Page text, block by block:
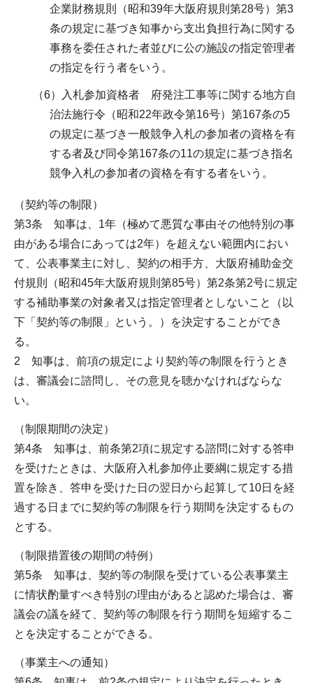
企業財務規則（昭和39年大阪府規則第28号）第3
条の規定に基づき知事から支出負担行為に関する
事務を委任された者並びに公の施設の指定管理者
の指定を行う者をいう。
（6）入札参加資格者 府発注工事等に関する地方自
治法施行令（昭和22年政令第16号）第167条の5
の規定に基づき一般競争入札の参加者の資格を有
する者及び同令第167条の11の規定に基づき指名
競争入札の参加者の資格を有する者をいう。
（契約等の制限）
第3条 知事は、1年（極めて悪質な事由その他特別の事
由がある場合にあっては2年）を超えない範囲内におい
て、公表事業主に対し、契約の相手方、大阪府補助金交
付規則（昭和45年大阪府規則第85号）第2条第2号に規定
する補助事業の対象者又は指定管理者としないこと（以
下「契約等の制限」という。）を決定することができ
る。
2 知事は、前項の規定により契約等の制限を行うとき
は、審議会に諮問し、その意見を聴かなければならな
い。
（制限期間の決定）
第4条 知事は、前条第2項に規定する諮問に対する答申
を受けたときは、大阪府入札参加停止要綱に規定する措
置を除き、答申を受けた日の翌日から起算して10日を経
過する日までに契約等の制限を行う期間を決定するもの
とする。
（制限措置後の期間の特例）
第5条 知事は、契約等の制限を受けている公表事業主
に情状酌量すべき特別の理由があると認めた場合は、審
議会の議を経て、契約等の制限を行う期間を短縮するこ
とを決定することができる。
（事業主への通知）